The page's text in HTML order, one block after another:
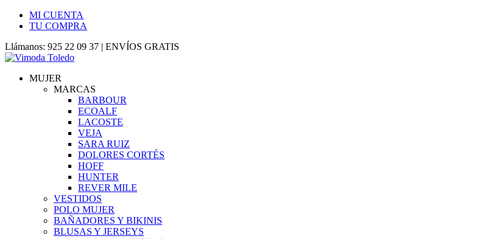
MI CUENTA
TU COMPRA
Llámanos: 925 22 09 37 | ENVÍOS GRATIS
MUJER
MARCAS
BARBOUR
ECOALF
LACOSTE
VEJA
SARA RUIZ
DOLORES CORTÉS
HOFF
HUNTER
REVER MILE
VESTIDOS
POLO MUJER
BAÑADORES Y BIKINIS
BLUSAS Y JERSEYS